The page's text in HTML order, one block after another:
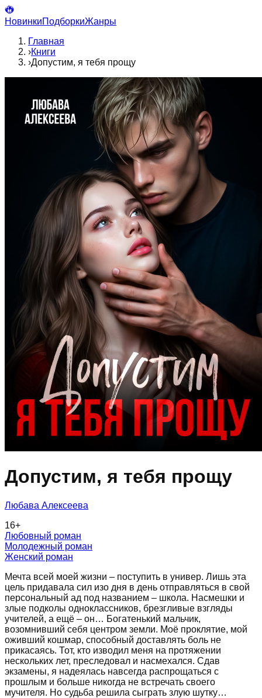
НовинкиПодборкиЖанры
Главная
›Книги
›Допустим, я тебя прощу
Допустим, я тебя прощу
Любава Алексеева
16+
Любовный роман
Молодежный роман
Женский роман
Мечта всей моей жизни – поступить в универ. Лишь эта
цель придавала сил изо дня в день отправляться в свой
персональный ад под названием – школа. Насмешки и
злые подколы одноклассников, брезгливые взгляды
учителей, а ещё – он… Богатенький мальчик,
возомнивший себя центром земли. Моё проклятие, мой
оживший кошмар, способный доставлять боль не
прикасаясь. Тот, кто изводил меня на протяжении
нескольких лет, преследовал и насмехался. Сдав
экзамены, я надеялась навсегда распрощаться с
прошлым и больше никогда не встречать своего
мучителя. Но судьба решила сыграть злую шутку…